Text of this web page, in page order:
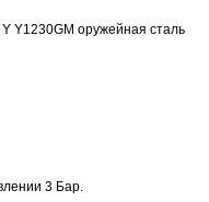
оружейная сталь
3 Бар.